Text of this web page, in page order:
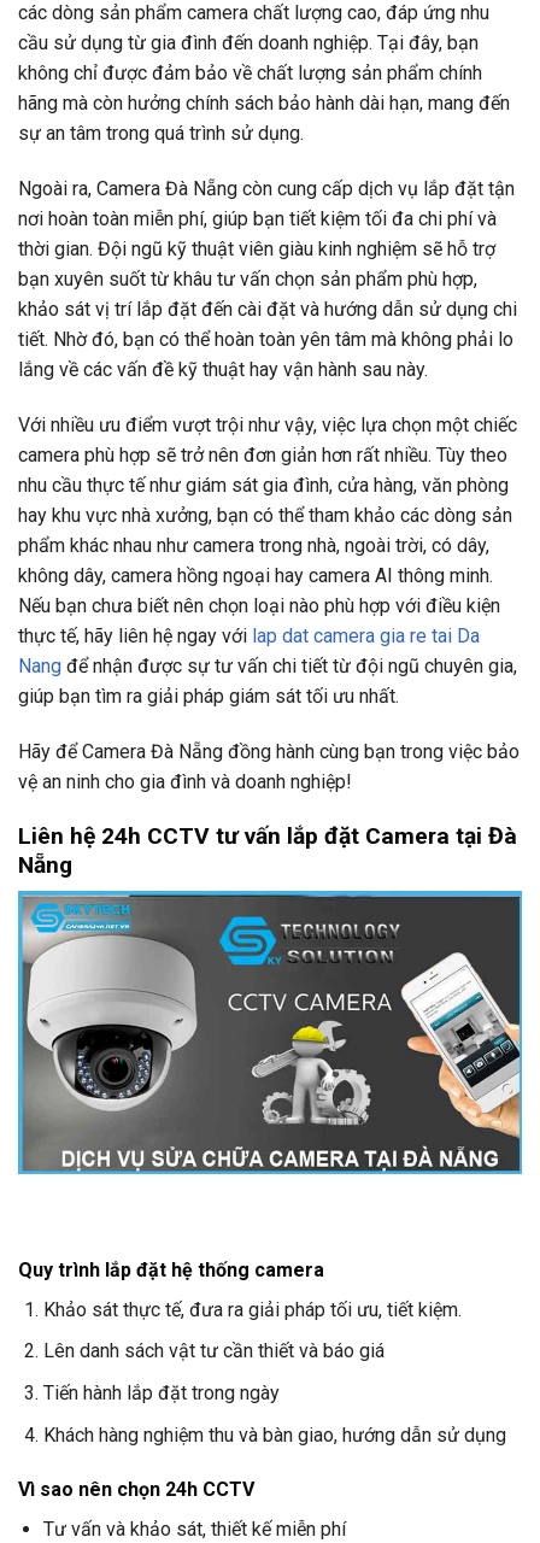
các dòng sản phẩm camera chất lượng cao, đáp ứng nhu
cầu sử dụng từ gia đình đến doanh nghiệp. Tại đây, bạn
không chỉ được đảm bảo về chất lượng sản phẩm chính
hãng mà còn hưởng chính sách bảo hành dài hạn, mang đến
sự an tâm trong quá trình sử dụng.
Ngoài ra, Camera Đà Nẵng còn cung cấp dịch vụ lắp đặt tận
nơi hoàn toàn miễn phí, giúp bạn tiết kiệm tối đa chi phí và
thời gian. Đội ngũ kỹ thuật viên giàu kinh nghiệm sẽ hỗ trợ
bạn xuyên suốt từ khâu tư vấn chọn sản phẩm phù hợp,
khảo sát vị trí lắp đặt đến cài đặt và hướng dẫn sử dụng chi
tiết. Nhờ đó, bạn có thể hoàn toàn yên tâm mà không phải lo
lắng về các vấn đề kỹ thuật hay vận hành sau này.
Với nhiều ưu điểm vượt trội như vậy, việc lựa chọn một chiếc
camera phù hợp sẽ trở nên đơn giản hơn rất nhiều. Tùy theo
nhu cầu thực tế như giám sát gia đình, cửa hàng, văn phòng
hay khu vực nhà xưởng, bạn có thể tham khảo các dòng sản
phẩm khác nhau như camera trong nhà, ngoài trời, có dây,
không dây, camera hồng ngoại hay camera AI thông minh.
Nếu bạn chưa biết nên chọn loại nào phù hợp với điều kiện
thực tế, hãy liên hệ ngay với lap dat camera gia re tai Da
Nang để nhận được sự tư vấn chi tiết từ đội ngũ chuyên gia,
giúp bạn tìm ra giải pháp giám sát tối ưu nhất.
Hãy để Camera Đà Nẵng đồng hành cùng bạn trong việc bảo
vệ an ninh cho gia đình và doanh nghiệp!
Liên hệ 24h CCTV tư vấn lắp đặt Camera tại Đà
Nẵng
Quy trình lắp đặt hệ thống camera
Khảo sát thực tế, đưa ra giải pháp tối ưu, tiết kiệm.
Lên danh sách vật tư cần thiết và báo giá
Tiến hành lắp đặt trong ngày
Khách hàng nghiệm thu và bàn giao, hướng dẫn sử dụng
Vì sao nên chọn 24h CCTV
Tư vấn và khảo sát, thiết kế miễn phí